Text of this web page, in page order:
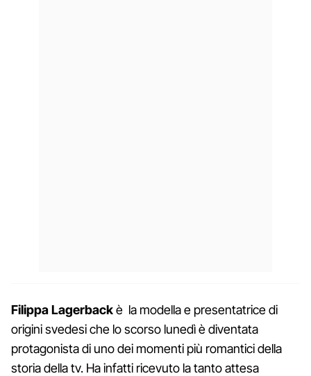
Filippa Lagerbackè la modella e presentatrice di
origini svedesi che lo scorso lunedì è diventata
protagonista di uno dei momenti più romantici della
storia della tv. Ha infatti ricevuto la tanto attesa